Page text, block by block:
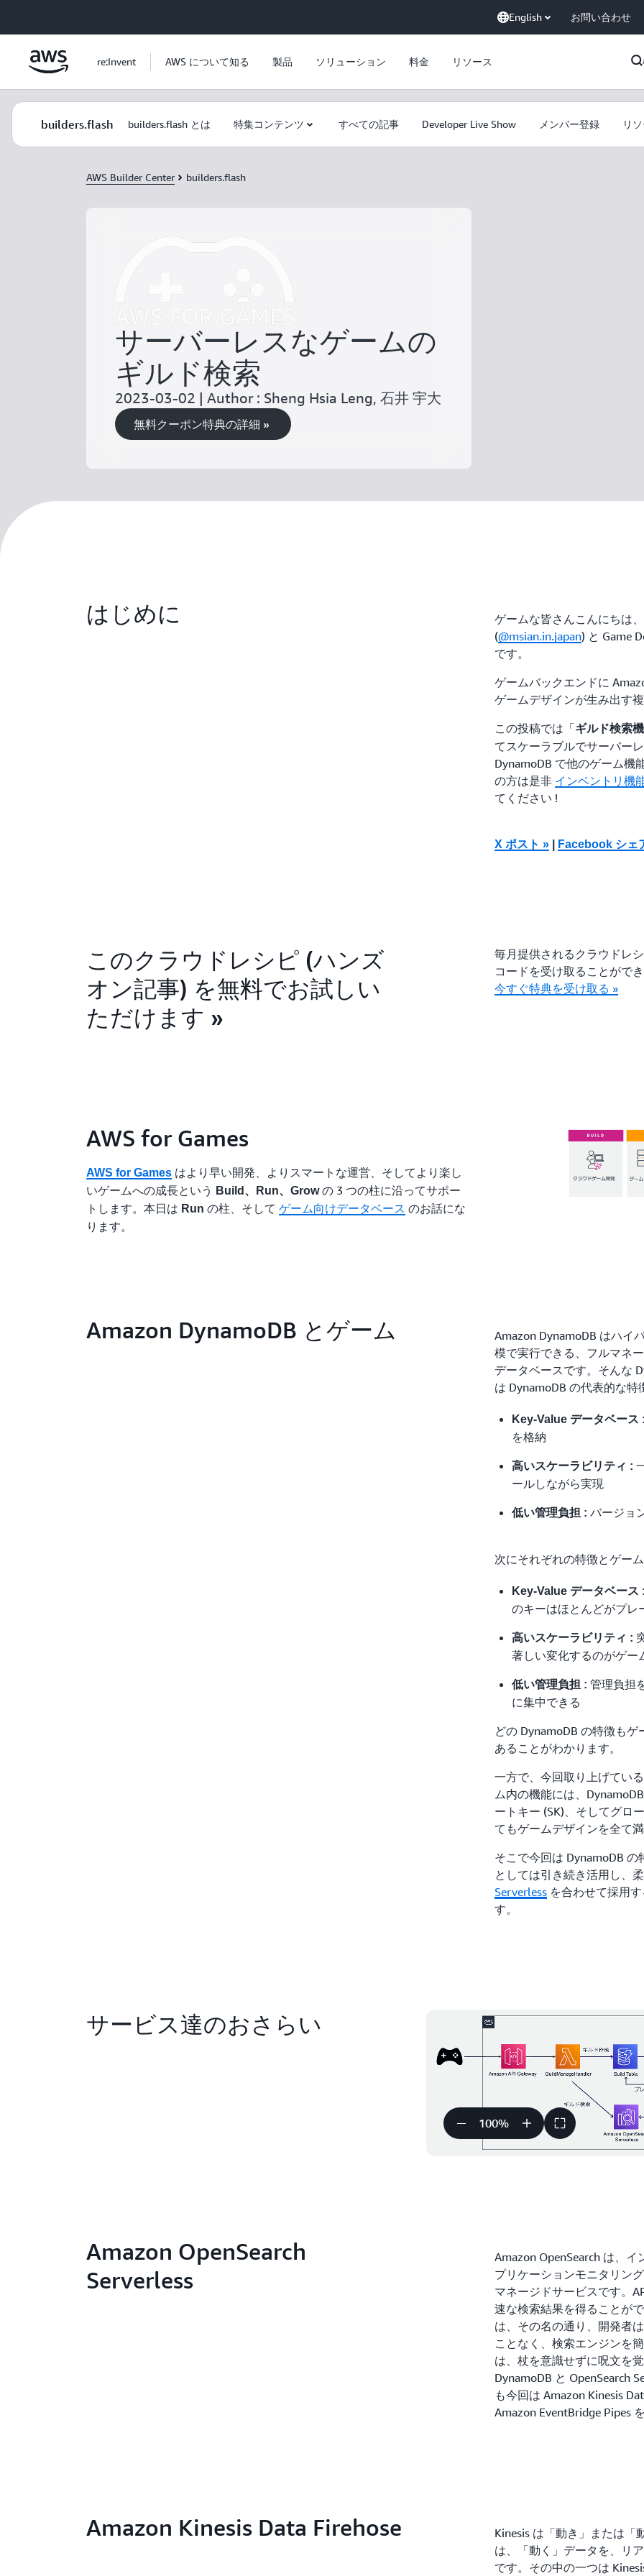
English お問い合わせ
re:Invent AWS について知る 製品 ソリューション 料金 リソース
builders.flash builders.flash とは 特集コンテンツ すべての記事 Developer Live Show メンバー登録 リ
AWS Builder Center builders.flash
サーバーレスなゲームの
ギルド検索
2023-03-02 | Author : Sheng Hsia Leng, 石井 宇大
無料クーポン特典の詳細 »
はじめに
ゲームな皆さんこんにちは
(@msian.in.japan) と Game
です。
ゲームバックエンドに
ゲームデザインが生み出す
この投稿では「ギルド検索
てスケーラブルでサーバー
DynamoDB で他のゲーム機
の方は是非 インベントリ機
てください !
X ポスト » Facebook シェ
このクラウドレシピ (ハンズ
オン記事) を無料でお試しい
ただけます »
毎月提供されるクラウドレ
コードを受け取ることがで
今すぐ特典を受け取る »
AWS for Games
AWS for Games はより早い開発、よりスマートな運営、そしてより楽し
いゲームへの成長という
Build、Run、Growの 3 つの柱に沿ってサポー
トします。本日は Run の柱、そしてゲーム向けデータベース のお話にな
ります。
Amazon DynamoDB とゲーム
Amazon DynamoDB はハイ
模で実行できる、フルマネ
データベースです。そんな
は DynamoDB の代表的な特
Key-Value データベース
を格納
高いスケーラビリティ :
ールしながら実現
低い管理負担 : バージョ
次にそれぞれの特徴とゲー
Key-Value データベース
のキーはほとんどがプレ
高いスケーラビリティ :
著しい変化するのがゲー
低い管理負担 : 管理負担
に集中できる
どの DynamoDB の特徴も
あることがわかります。
一方で、今回取り上げてい
ム内の機能には、
ートキー (SK)、そしてグロ
てもゲームデザインを全て
そこで今回は DynamoDB
としては引き続き活用し、
Serverless を合わせて採用
す。
サービス達のおさらい
100%
Amazon OpenSearch
Serverless
Amazon OpenSearch は、
プリケーションモニタリン
マネージドサービスです。
速な検索結果を得ることが
は、その名の通り、開発者
ことなく、検索エンジンを
は、杖を意識せずに呪文を
DynamoDB と OpenSearch
も今回は Amazon Kinesis
Amazon EventBridge Pipes
Amazon Kinesis Data Firehose
Kinesis は「動き」または「
は、「動く」データを、リ
です。その中の一つは